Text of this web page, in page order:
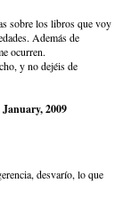
sobre los libros que voy
Además de
ocurren.
y no dejéis de
January, 2009
desvarío, lo que